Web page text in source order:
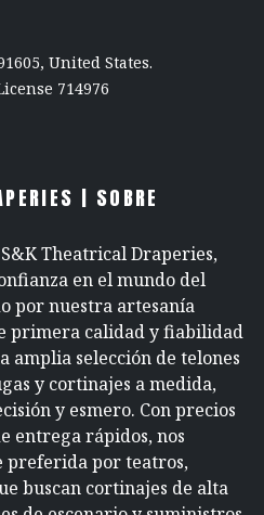
United States.
714976
| SOBRE
Theatrical Draperies,
en el mundo del
por nuestra artesanía
primera calidad y fiabilidad
amplia selección de telones
y cortinajes a medida,
y esmero. Con precios
entrega rápidos, nos
preferida por teatros,
buscan cortinajes de alta